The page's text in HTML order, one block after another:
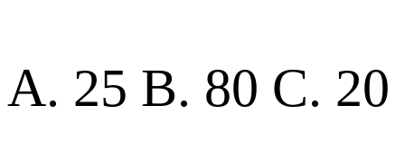
A. 25 B. 80 C. 20